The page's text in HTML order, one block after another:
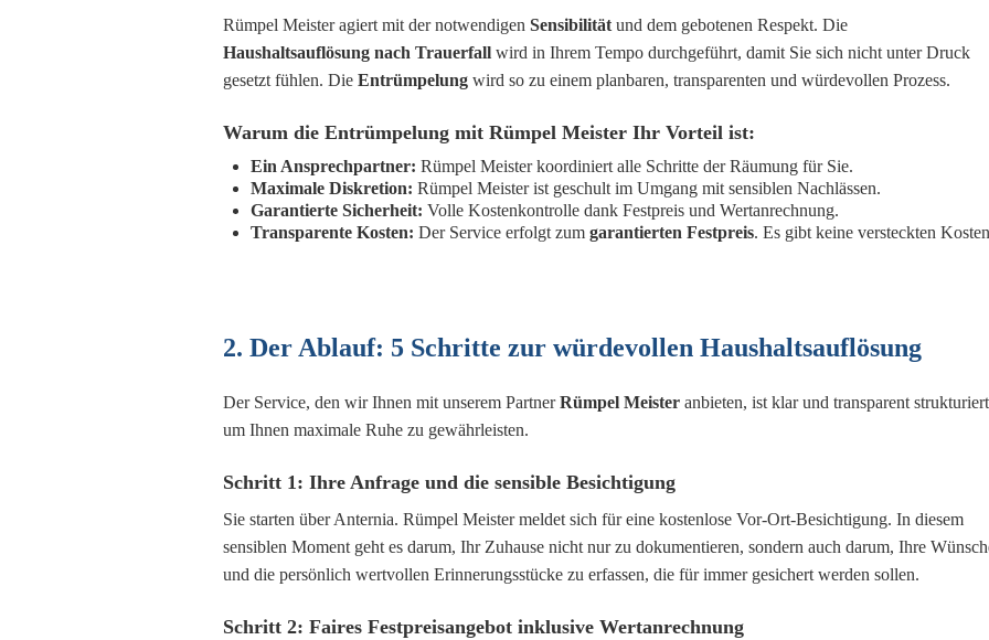
Rümpel Meister agiert mit der notwendigen Sensibilität und dem gebotenen Respekt. Die
Haushaltsauflösung nach Trauerfall wird in Ihrem Tempo durchgeführt, damit Sie sich nicht unter Druck
gesetzt fühlen. Die Entrümpelung wird so zu einem planbaren, transparenten und würdevollen Prozess.
Warum die Entrümpelung mit Rümpel Meister Ihr Vorteil ist:
Ein Ansprechpartner: Rümpel Meister koordiniert alle Schritte der Räumung für Sie.
Maximale Diskretion: Rümpel Meister ist geschult im Umgang mit sensiblen Nachlässen.
Garantierte Sicherheit: Volle Kostenkontrolle dank Festpreis und Wertanrechnung.
Transparente Kosten: Der Service erfolgt zum garantierten Festpreis. Es gibt keine versteckten
2. Der Ablauf: 5 Schritte zur würdevollen Haushaltsauflösung
Der Service, den wir Ihnen mit unserem PartnerRümpel Meister anbieten, ist klar und transparent
um Ihnen maximale Ruhe zu gewährleisten.
Schritt 1: Ihre Anfrage und die sensible Besichtigung
Sie starten über Anternia. Rümpel Meister meldet sich für eine kostenlose Vor-Ort-Besichtigung. In diesem
sensiblen Moment geht es darum, Ihr Zuhause nicht nur zu dokumentieren, sondern auch darum, Ihre
und die persönlich wertvollen Erinnerungsstücke zu erfassen, die für immer gesichert werden sollen.
Schritt 2: Faires Festpreisangebot inklusive Wertanrechnung